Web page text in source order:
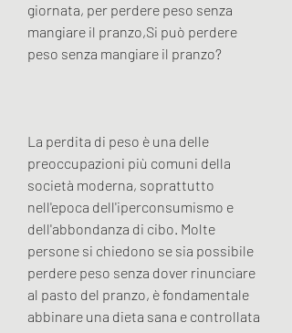
giornata, per perdere peso senza
mangiare il pranzo,Si può perdere
peso senza mangiare il pranzo?
La perdita di peso è una delle
preoccupazioni più comuni della
società moderna, soprattutto
nell'epoca dell'iperconsumismo e
dell'abbondanza di cibo. Molte
persone si chiedono se sia possibile
perdere peso senza dover rinunciare
al pasto del pranzo, è fondamentale
abbinare una dieta sana e controllata